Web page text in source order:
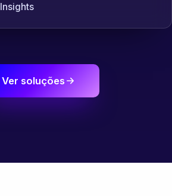
Insights
Ver soluções